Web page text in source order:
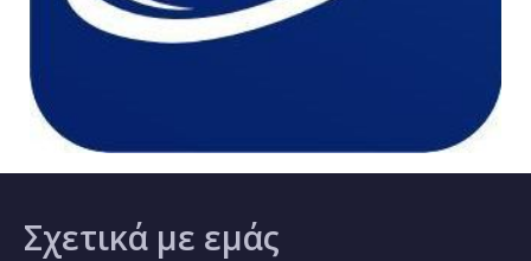
Σχετικά με εμάς